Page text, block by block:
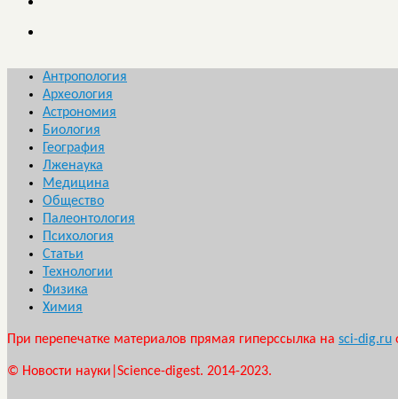
Антропология
Археология
Астрономия
Биология
География
Лженаука
Медицина
Общество
Палеонтология
Психология
Статьи
Технологии
Физика
Химия
При перепечатке материалов прямая гиперссылка на sci-dig.ru
© Новости науки|Science-digest. 2014-2023.